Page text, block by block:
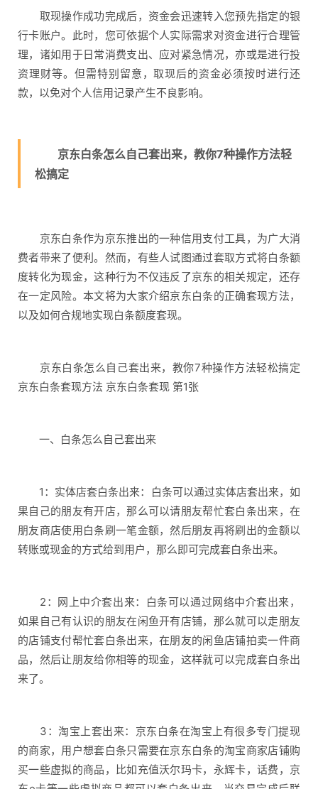
取现操作成功完成后，资金会迅速转入您预先指定的银
行卡账户。此时，您可依据个人实际需求对资金进行合理管
理，诸如用于日常消费支出、应对紧急情况，亦或是进行投
资理财等。但需特别留意，取现后的资金必须按时进行还
款，以免对个人信用记录产生不良影响。
京东白条怎么自己套出来，教你7种操作方法轻
松搞定
京东白条作为京东推出的一种信用支付工具，为广大消
费者带来了便利。然而，有些人试图通过套取方式将白条额
度转化为现金，这种行为不仅违反了京东的相关规定，还存
在一定风险。本文将为大家介绍京东白条的正确套现方法，
以及如何合规地实现白条额度套现。
京东白条怎么自己套出来，教你7种操作方法轻松搞定
京东白条套现方法 京东白条套现 第1张
一、白条怎么自己套出来
1：实体店套白条出来：白条可以通过实体店套出来，如
果自己的朋友有开店，那么可以请朋友帮忙套白条出来，在
朋友商店使用白条刷一笔金额，然后朋友再将刷出的金额以
转账或现金的方式给到用户，那么即可完成套白条出来。
2：网上中介套出来：白条可以通过网络中介套出来，
如果自己有认识的朋友在闲鱼开有店铺，那么就可以走朋友
的店铺支付帮忙套白条出来，在朋友的闲鱼店铺拍卖一件商
品，然后让朋友给你相等的现金，这样就可以完成套白条出
来了。
3：淘宝上套出来：京东白条在淘宝上有很多专门提现
的商家，用户想套白条只需要在京东白条的淘宝商家店铺购
买一些虚拟的商品，比如充值沃尔玛卡，永辉卡，话费，京